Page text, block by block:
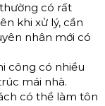
có rất
khi xử lý, cần
nhân mới có
công có nhiều
mái nhà.
có thể làm tôn